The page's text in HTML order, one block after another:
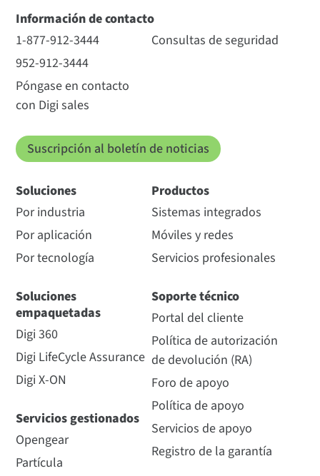
Información de contacto
1-877-912-3444
952-912-3444
Póngase en contacto
con Digi sales
Consultas de seguridad
Suscripción al boletín de noticias
Soluciones
Por industria
Por aplicación
Por tecnología
Soluciones
empaquetadas
Digi 360
Digi LifeCycle Assurance
Digi X-ON
Servicios gestionados
Opengear
Partícula
Productos
Sistemas integrados
Móviles y redes
Servicios profesionales
Soporte técnico
Portal del cliente
Política de autorización
de devolución (RA)
Foro de apoyo
Política de apoyo
Servicios de apoyo
Registro de la garantía